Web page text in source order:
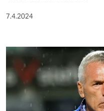
7.4.2024